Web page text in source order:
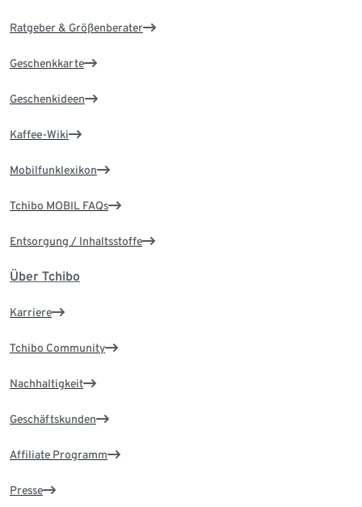
Ratgeber & Größenberater
Geschenkkarte
Geschenkideen
Kaffee-Wiki
Mobilfunklexikon
Tchibo MOBIL FAQs
Entsorgung / Inhaltsstoffe
Über Tchibo
Karriere
Tchibo Community
Nachhaltigkeit
Geschäftskunden
Affiliate Programm
Presse